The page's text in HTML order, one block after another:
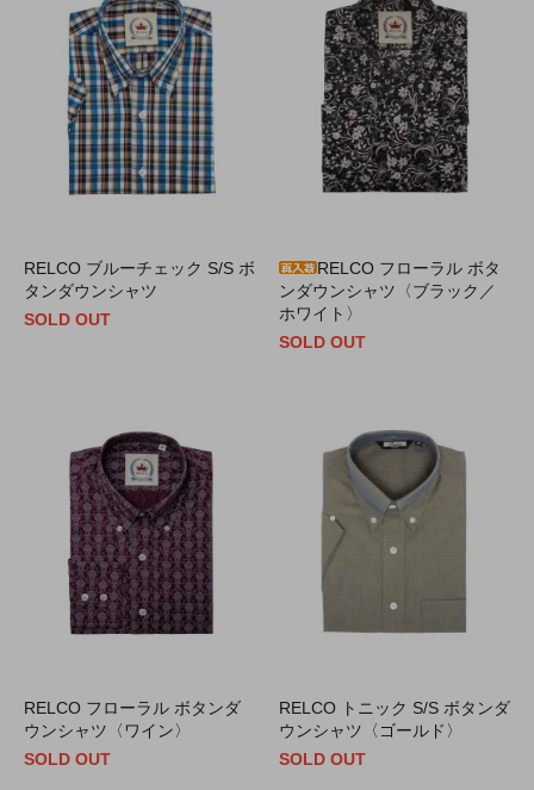
RELCO ブルーチェック S/S ボ
タンダウンシャツ
SOLD OUT
RELCO フローラル ボタ
ンダウンシャツ〈ブラック／
ホワイト〉
SOLD OUT
RELCO フローラル ボタンダ
ウンシャツ〈ワイン〉
SOLD OUT
RELCO トニック S/S ボタンダ
ウンシャツ〈ゴールド〉
SOLD OUT